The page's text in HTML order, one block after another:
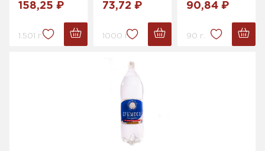
158,25 ₽
1.501 г.
73,72 ₽
1000 г.
90,84 ₽
90 г.